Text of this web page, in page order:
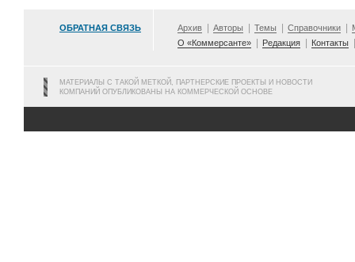
ОБРАТНАЯ СВЯЗЬ Архив Авторы Темы Справочники
О «Коммерсанте»
Редакция Контакты
МАТЕРИАЛЫ С ТАКОЙ МЕТКОЙ, ПАРТНЕРСКИЕ ПРОЕКТЫ И НОВОСТИ
КОМПАНИЙ ОПУБЛИКОВАНЫ НА КОММЕРЧЕСКОЙ ОСНОВЕ